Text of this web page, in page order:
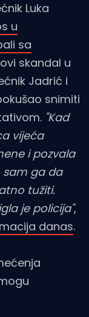
Luka
u
sa
skandal u
Jadrić i
snimiti
"Kad
vijeća
i pozvala
sam ga da
tužiti.
je policija",
danas.